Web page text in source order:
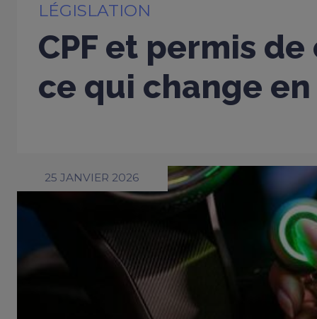
LÉGISLATION
CPF et permis
ce qui change
25 JANVIER 2026